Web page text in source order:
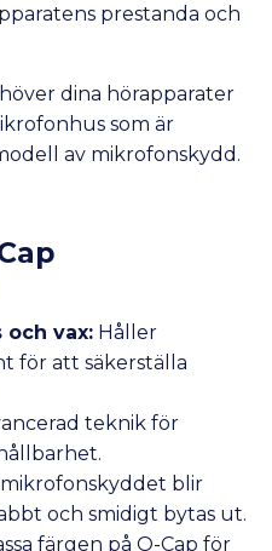
prestanda och
dina hörapparater
som är
av mikrofonskydd.
och vax: Håller
för att säkerställa
teknik för
blir
och smidigt bytas ut.
färgen på O-Cap för